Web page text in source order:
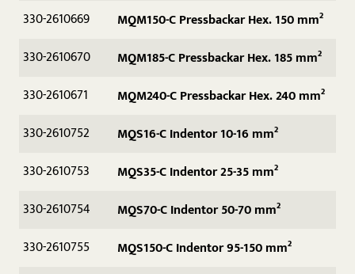
330-2610669
MQM150-C Pressbackar Hex. 150 mm²
330-2610670
MQM185-C Pressbackar Hex. 185 mm²
330-2610671
MQM240-C Pressbackar Hex. 240 mm²
330-2610752
MQS16-C Indentor 10-16 mm²
330-2610753
MQS35-C Indentor 25-35 mm²
330-2610754
MQS70-C Indentor 50-70 mm²
330-2610755
MQS150-C Indentor 95-150 mm²